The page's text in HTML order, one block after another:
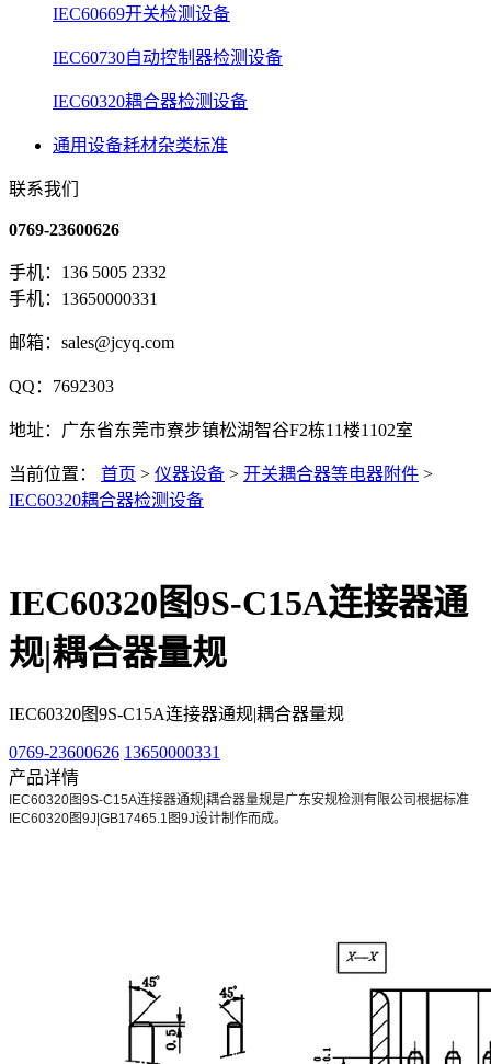
IEC60669开关检测设备
IEC60730自动控制器检测设备
IEC60320耦合器检测设备
通用设备耗材杂类标准
联系我们
0769-23600626
手机：136 5005 2332
手机：13650000331
邮箱：sales@jcyq.com
QQ：7692303
地址：广东省东莞市寮步镇松湖智谷F2栋11楼1102室
当前位置： 首页 > 仪器设备 > 开关耦合器等电器附件 >
IEC60320耦合器检测设备
IEC60320图9S-C15A连接器通
规|耦合器量规
IEC60320图9S-C15A连接器通规|耦合器量规
0769-23600626 13650000331
产品详情
IEC60320图9S-C15A连接器通规|耦合器量规是广东安规检测有限公司根据标准
IEC60320图9J|GB17465.1图9J设计制作而成。